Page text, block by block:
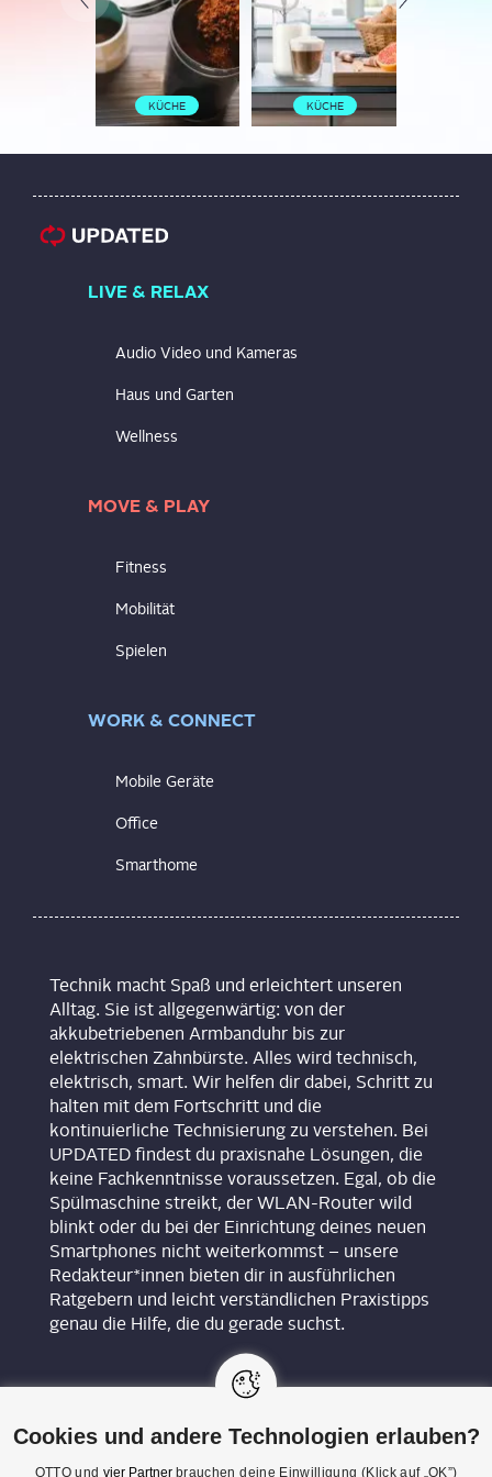
KÜCHE KÜCHE
LIVE & RELAX
Audio Video und Kameras
Haus und Garten
Wellness
MOVE & PLAY
Fitness
Mobilität
Spielen
WORK & CONNECT
Mobile Geräte
Office
Smarthome
Technik macht Spaß und erleichtert unseren
Alltag. Sie ist allgegenwärtig: von der
akkubetriebenen Armbanduhr bis zur
elektrischen Zahnbürste. Alles wird technisch,
elektrisch, smart. Wir helfen dir dabei, Schritt zu
halten mit dem Fortschritt und die
kontinuierliche Technisierung zu verstehen. Bei
UPDATED findest du praxisnahe Lösungen, die
keine Fachkenntnisse voraussetzen. Egal, ob die
Spülmaschine streikt, der WLAN-Router wild
blinkt oder du bei der Einrichtung deines neuen
Smartphones nicht weiterkommst – unsere
Redakteur*innen bieten dir in ausführlichen
Ratgebern und leicht verständlichen Praxistipps
genau die Hilfe, die du gerade suchst.
Cookies und andere Technologien erlauben?
OTTO und vier Partnerbrauchen deine Einwilligung (Klick auf „OK”)